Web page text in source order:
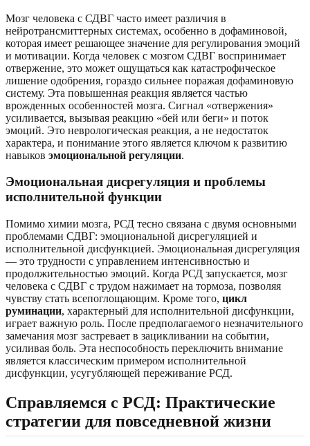
Мозг человека с СДВГ часто имеет различия в
нейротрансмиттерных системах, особенно в дофаминовой,
которая имеет решающее значение для регулирования эмоций
и мотивации. Когда человек с мозгом СДВГ воспринимает
отвержение, это может ощущаться как катастрофическое
лишение одобрения, гораздо сильнее поражая дофаминовую
систему. Эта повышенная реакция является частью
врожденных особенностей мозга. Сигнал «отвержения»
усиливается, вызывая реакцию «бей или беги» и поток
эмоций. Это неврологическая реакция, а не недостаток
характера, и понимание этого является ключом к развитию
навыков эмоциональной регуляции.
Эмоциональная дисрегуляция и проблемы
исполнительной функции
Помимо химии мозга, РСД тесно связана с двумя основными
проблемами СДВГ: эмоциональной дисрегуляцией и
исполнительной дисфункцией. Эмоциональная дисрегуляция
— это трудности с управлением интенсивностью и
продолжительностью эмоций. Когда РСД запускается, мозг
человека с СДВГ с трудом нажимает на тормоза, позволяя
чувству стать всепоглощающим. Кроме того, цикл
руминации, характерный для исполнительной дисфункции,
играет важную роль. После предполагаемого незначительного
замечания мозг застревает в зацикливании на событии,
усиливая боль. Эта неспособность переключить внимание
является классическим примером исполнительной
дисфункции, усугубляющей переживание РСД.
Справляемся с РСД: Практические
стратегии для повседневной жизни